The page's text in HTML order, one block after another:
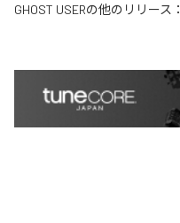
GHOST USERの他のリリース：